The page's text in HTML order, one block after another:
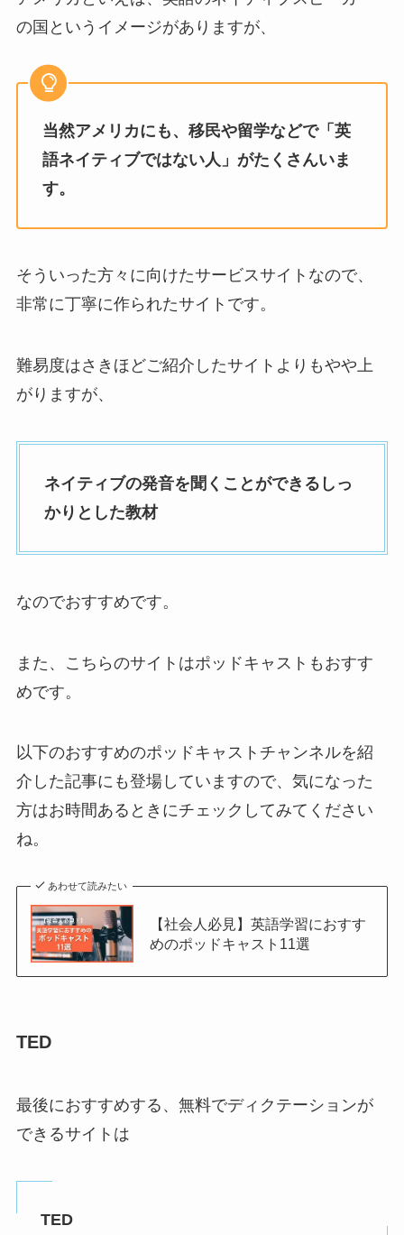
の国というイメージがありますが、
当然アメリカにも、移民や留学などで「英
語ネイティブではない人」がたくさんいま
す。
そういった方々に向けたサービスサイトなので、
非常に丁寧に作られたサイトです。
難易度はさきほどご紹介したサイトよりもやや上
がりますが、
ネイティブの発音を聞くことができるしっ
かりとした教材
なのでおすすめです。
また、こちらのサイトはポッドキャストもおすす
めです。
以下のおすすめのポッドキャストチャンネルを紹
介した記事にも登場していますので、気になった
方はお時間あるときにチェックしてみてください
ね。
あわせて読みたい
【社会人必見】英語学習におすす
めのポッドキャスト11選
TED
最後におすすめする、無料でディクテーションが
できるサイトは
TED